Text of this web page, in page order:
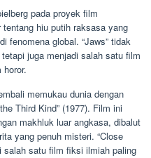
pada proyek film
tentang hiu putih raksasa yang
fenomena global. “Jaws” tidak
juga menjadi salah satu film
horor.
memukau dunia dengan
Third Kind” (1977). Film ini
makhluk luar angkasa, dibalut
yang penuh misteri. “Close
salah satu film fiksi ilmiah paling